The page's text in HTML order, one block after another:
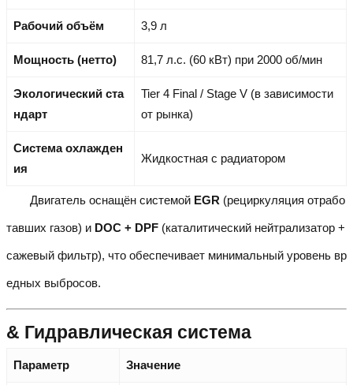
Рабочий объём 3,9 л
Мощность (нетто) 81,7 л.с. (60 кВт) при 2000 об/мин
Экологический ста
ндарт
Tier 4 Final / Stage V (в зависимости
от рынка)
Система охлажден
ия
Жидкостная с радиатором
Двигатель оснащён системой EGR (рециркуляция отрабо
тавших газов) и DOC + DPF (каталитический нейтрализатор +
сажевый фильтр), что обеспечивает минимальный уровень вр
едных выбросов.
& Гидравлическая система
Параметр Значение